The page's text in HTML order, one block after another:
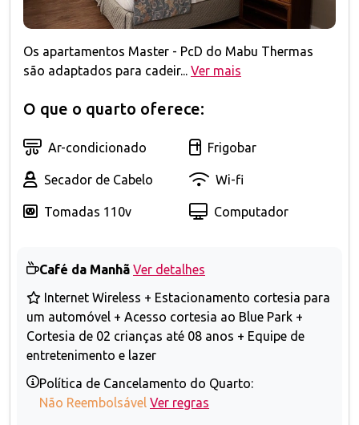
Os apartamentos Master - PcD do Mabu Thermas
são adaptados para cadeir... Ver mais
O que o quarto oferece:
Ar-condicionado Frigobar
Secador de Cabelo Wi-fi
Tomadas 110v Computador
Café da Manhã Ver detalhes
Internet Wireless + Estacionamento cortesia para
um automóvel + Acesso cortesia ao Blue Park +
Cortesia de 02 crianças até 08 anos + Equipe de
entretenimento e lazer
Política de Cancelamento do Quarto:
Não Reembolsável Ver regras